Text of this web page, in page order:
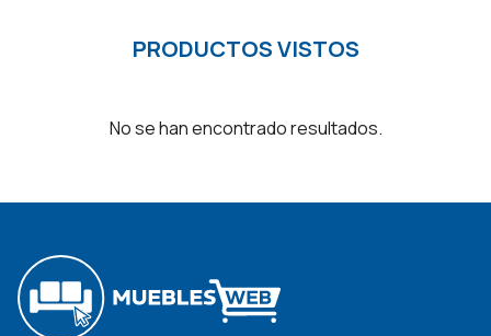
PRODUCTOS VISTOS
No se han encontrado resultados.